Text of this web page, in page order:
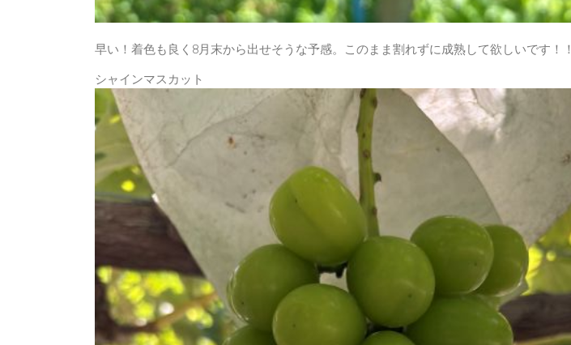
早い！着色も良く8月末から出せそうな予感。このまま割れずに成熟して欲しいです！！
シャインマスカット